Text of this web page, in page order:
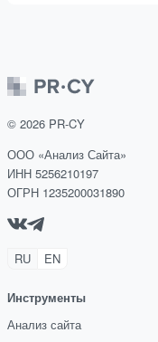
© 2026 PR-CY
ООО «Анализ Сайта»
ИНН 5256210197
ОГРН 1235200031890
RU EN
Инструменты
Анализ сайта